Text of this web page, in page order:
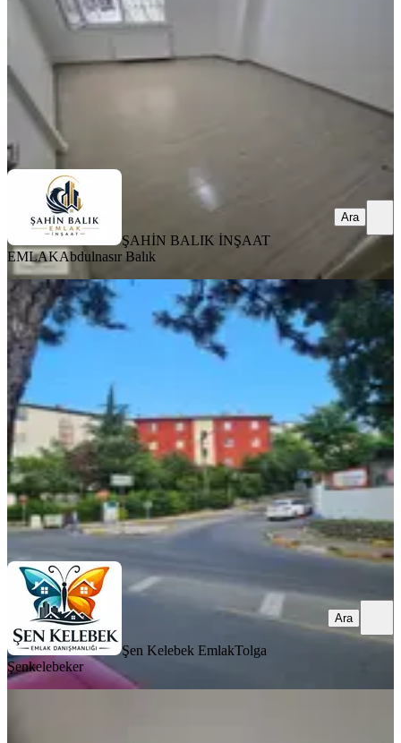
25.000 ₺
ŞAHİN BALIK İNŞAAT EMLAK
Ara
ŞAHİN BALIK İNŞAAT
EMLAKAbdulnasır Balık
Ara
MANZARALI
Güzeltepe'de Bahçeli Ve Site İçerisinde
1.kat 2+1 Daire
Eyüpsultan, Güzeltepe Mahallesi
2+1
35.500 ₺
Şen Kelebek EmlakTolga Şenkelebeker
Ara
Şen Kelebek EmlakTolga
Şenkelebeker
Ara